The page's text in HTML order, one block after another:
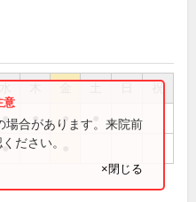
祝
● ● ●
●
場合があります。来院前
ださい。
×閉じる